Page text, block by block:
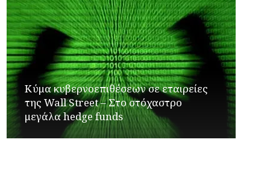
Κύμα κυβερνοεπιθέσεων σε εταιρείες
της Wall Street – Στο στόχαστρο
μεγάλα hedge funds